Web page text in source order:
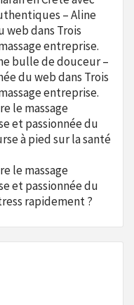
– Aline
webdans Trois
entreprise.
bulle de douceur –
du webdans Trois
entreprise.
le massage
et passionnée du
à pied sur la santé
le massage
et passionnée du
rapidement ?